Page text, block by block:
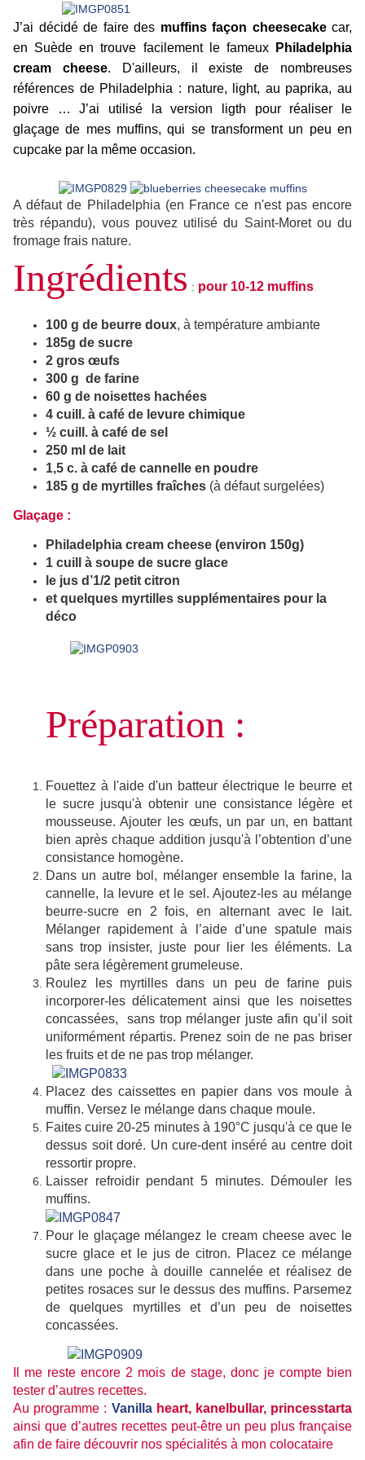
J’ai décidé de faire des muffins façon cheesecake car,
en Suède en trouve facilement le fameux
Philadelphia
cream cheese. D'ailleurs, il existe de nombreuses
références de Philadelphia : nature, light, au paprika, au
poivre … J’ai utilisé laversion ligth pour réaliser le
glaçage de mes muffins, qui se transforment un peu en
cupcake par la même occasion.
A défaut de Philadelphia (en France ce n'est pas encore
très répandu), vous pouvez utilisé du Saint-Moret ou du
fromage frais nature.
Ingrédients : pour 10-12 muffins
100 g de beurre doux, à température ambiante
185g de sucre
2 gros œufs
300 g de farine
60 g de noisettes hachées
4 cuill. à café de levure chimique
½ cuill. à café de sel
250 ml de lait
1,5 c. à café de cannelle en poudre
185 g de myrtilles fraîches (à défaut surgelées)
Glaçage :
Philadelphia cream cheese (environ 150g)
1 cuill à soupe de sucre glace
le jus d’1/2 petit citron
et quelques myrtilles supplémentaires pour la
déco
Préparation :
Fouettez à l'aide d'un batteur électrique le beurre et
le sucre jusqu'à obtenir une consistance légère et
mousseuse. Ajouter les œufs, un par un, en battant
bien après chaque addition jusqu'à l’obtention d’une
consistance homogène.
Dans un autre bol, mélanger ensemble la farine, la
cannelle, la levure et le sel. Ajoutez-les au mélange
beurre-sucre en 2 fois, en alternant avec le lait.
Mélanger rapidement à l’aide d’une spatule mais
sans trop insister, juste pour lier les éléments. La
pâte sera légèrement grumeleuse.
Roulez les myrtilles dans un peu de farine puis
incorporer-les délicatement ainsi que les noisettes
concassées, sans trop mélanger juste afin qu’il soit
uniformément répartis. Prenez soin de ne pas briser
les fruits et de ne pas trop mélanger.
Placez des caissettes en papier dans vos moule à
muffin. Versez le mélange dans chaque moule.
Faites cuire 20-25 minutes à 190°C jusqu'à ce que le
dessus soit doré. Un cure-dent inséré au centre doit
ressortir propre.
Laisser refroidir pendant 5 minutes. Démouler les
muffins.
Pour le glaçage mélangez le cream cheese avec le
sucre glace et le jus de citron. Placez ce mélange
dans une poche à douille cannelée et réalisez de
petites rosaces sur le dessus des muffins. Parsemez
de quelques myrtilles et d’un peu de noisettes
concassées.
Il me reste encore 2 mois de stage, donc je compte bien
tester d’autres recettes.
Au programme : Vanillaheart, kanelbullar, princesstarta
ainsi que d’autres recettes peut-être un peu plus française
afin de faire découvrir nos spécialités à mon colocataire